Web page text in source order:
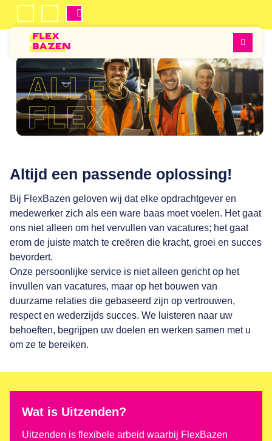
FlexbazenFavorieten
Altijd een passende oplossing!
Bij FlexBazen geloven wij dat elke opdrachtgever en
medewerker zich als een ware baas moet voelen. Het gaat
ons niet alleen om het vervullen van vacatures; het gaat
erom de juiste match te creëren die kracht, groei en succes
bevordert.
Onze persoonlijke service is niet alleen gericht op het
invullen van vacatures, maar op het bouwen van
duurzame relaties die gebaseerd zijn op vertrouwen,
respect en wederzijds succes. We luisteren naar uw
behoeften, begrijpen uw doelen en werken samen met u
om ze te bereiken.
Wat is Uitzenden?
Uitzenden is flexibele arbeid waarbij FlexBazen